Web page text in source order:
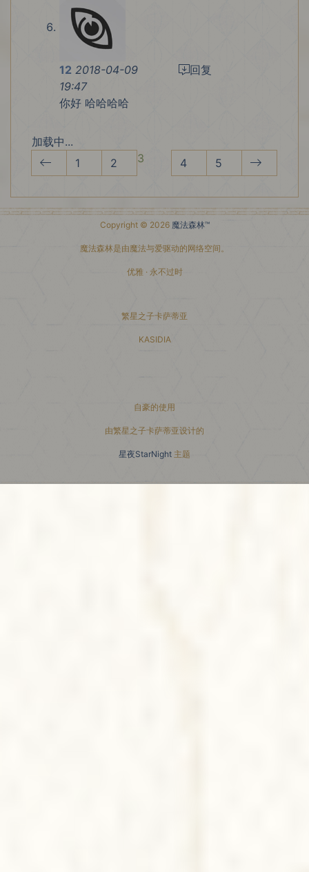
12 2018-04-09
19:47
你好 哈哈哈哈
回复
加载中...
1
2 3 4 5
Copyright © 2026 魔法森林™
魔法森林是由魔法与爱驱动的网络空间。
优雅 · 永不过时
繁星之子卡萨蒂亚
KASIDIA
自豪的使用
由繁星之子卡萨蒂亚设计的
星夜StarNight 主题